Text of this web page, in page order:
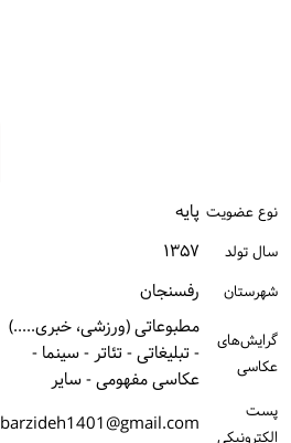
نوع عضویت پایه
سال تولد ۱۳۵۷
شهرستان رفسنجان
گرایش‌های
عکاسی
مطبوعاتی (ورزشی، خبری.....)
- تبلیغاتی - تئاتر - سینما -
عکاسی مفهومی - سایر
پست
barzideh1401@gmail.com